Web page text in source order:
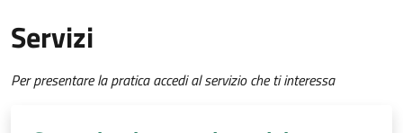
Servizi
Per presentare la pratica accedi al servizio che ti interessa